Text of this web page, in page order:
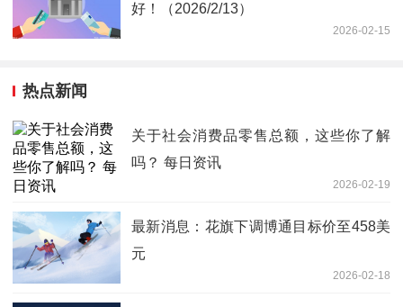
好！（2026/2/13）
2026-02-15
热点新闻
关于社会消费品零售总额，这些你了解
吗？ 每日资讯
2026-02-19
最新消息：花旗下调博通目标价至458美
元
2026-02-18